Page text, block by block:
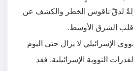
لدقّ ناقوس الخطر والكشف عن
قلب الشرق الأوسط.
الإسرائيلي لا يزال حتى اليوم
النووية الإسرائيلية. فقد